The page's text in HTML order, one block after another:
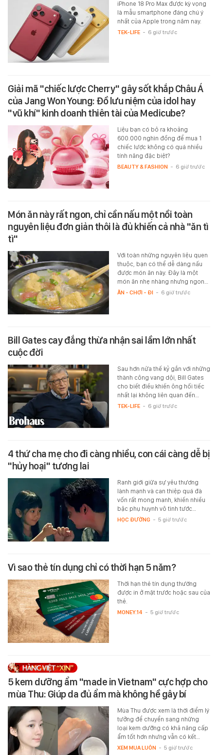
iPhone 18 Pro Max được kỳ vọng
là mẫu smartphone đáng chú ý
nhất của Apple trong năm nay.
TEK-LIFE - 6 giờ trước
Giải mã "chiếc lược Cherry" gây sốt khắp Châu Á
của Jang Won Young: Đồ lưu niệm của idol hay
"vũ khí" kinh doanh thiên tài của Medicube?
Liệu bạn có bỏ ra khoảng
600.000 nghìn đồng để mua 1
chiếc lược không có quá nhiều
tính năng đặc biệt?
BEAUTY & FASHION - 6 giờ trước
Món ăn này rất ngon, chỉ cần nấu một nồi toàn
nguyên liệu đơn giản thôi là đủ khiến cả nhà "ăn tì
tì"
Với toàn những nguyên liệu quen
thuộc, bạn có thể dễ dàng nấu
được món ăn này. Đây là một
món ăn nhẹ nhàng nhưng ngon…
ĂN - CHƠI - ĐI - 6 giờ trước
Bill Gates cay đắng thừa nhận sai lầm lớn nhất
cuộc đời
Sau hơn nửa thế kỷ gắn với những
thành công vang dội, Bill Gates
cho biết điều khiến ông hối tiếc
nhất lại không liên quan đến…
TEK-LIFE - 6 giờ trước
4 thứ cha mẹ cho đi càng nhiều, con cái càng dễ bị
"hủy hoại" tương lai
Ranh giới giữa sự yêu thương
lành mạnh và can thiệp quá đà
vốn rất mong manh, khiến nhiều
bậc phụ huynh vô tình tước…
HỌC ĐƯỜNG - 5 giờ trước
Vì sao thẻ tín dụng chỉ có thời hạn 5 năm?
Thời hạn thẻ tín dụng thường
được in ở mặt trước hoặc sau của
thẻ.
MONEY.14 - 5 giờ trước
5 kem dưỡng ẩm "made in Vietnam" cực hợp cho
mùa Thu: Giúp da đủ ẩm mà không hề gây bí
Mùa Thu được xem là thời điểm lý
tưởng để chuyển sang những
loại kem dưỡng có khả năng cấp
ẩm tốt hơn nhưng vẫn có kết…
XEM MUA LUÔN - 5 giờ trước